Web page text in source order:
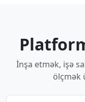
İnşa etmək, işə
ölçmək